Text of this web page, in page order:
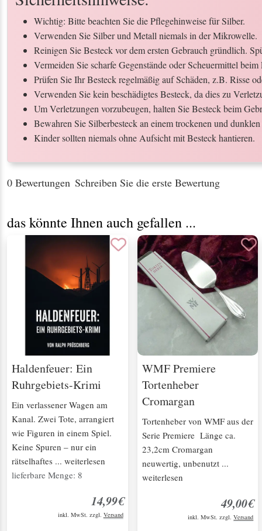
Wichtig: Bitte beachten Sie die Pflegehinweise für Silber.
Verwenden Sie Silber und Metall niemals in der Mikrowelle.
Reinigen Sie Besteck vor dem ersten Gebrauch gründlich.
Vermeiden Sie scharfe Gegenstände oder Scheuermittel
Prüfen Sie Ihr Besteck regelmäßig auf Schäden, z.B. Risse
Verwenden Sie kein beschädigtes Besteck, da dies zu
Um Verletzungen vorzubeugen, halten Sie Besteck beim
Bewahren Sie Silberbesteck an einem trockenen und
Kinder sollten niemals ohne Aufsicht mit Besteck hantieren.
0 Bewertungen Schreiben Sie die erste Bewertung
das könnte Ihnen auch gefallen ...
Haldenfeuer: Ein
Ruhrgebiets-Krimi
Ein verlassener Wagen am
Kanal. Zwei Tote, arrangiert
wie Figuren in einem Spiel.
Keine Spuren – nur ein
rätselhaftes ... weiterlesen
lieferbare Menge: 8
14,99€
inkl. MwSt. zzgl. Versand
WMF Premiere
Tortenheber
Cromargan
Tortenheber von WMF aus der
Serie Premiere Länge ca.
23,2cm Cromargan
neuwertig, unbenutzt ...
weiterlesen
49,00€
inkl. MwSt. zzgl.Versand